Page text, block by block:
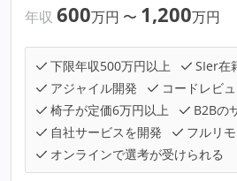
年収 600万円 〜 1,200万円
下限年収500万円以上
SIer在
アジャイル開発
コードレビ
椅子が定価6万円以上
B2Bの
自社サービスを開発
フルリ
オンラインで選考が受けられる